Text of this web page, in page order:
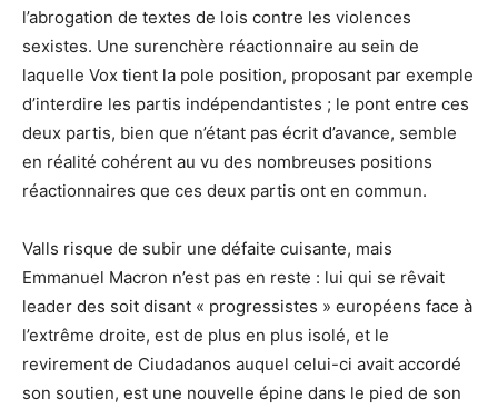
l’abrogation de textes de lois contre les violences
sexistes. Une surenchère réactionnaire au sein de
laquelle Vox tient la pole position, proposant par exemple
d’interdire les partis indépendantistes ; le pont entre ces
deux partis, bien que n’étant pas écrit d’avance, semble
en réalité cohérent au vu des nombreuses positions
réactionnaires que ces deux partis ont en commun.
Valls risque de subir une défaite cuisante, mais
Emmanuel Macron n’est pas en reste : lui qui se rêvait
leader des soit disant « progressistes » européens face à
l’extrême droite, est de plus en plus isolé, et le
revirement de Ciudadanos auquel celui-ci avait accordé
son soutien, est une nouvelle épine dans le pied de son